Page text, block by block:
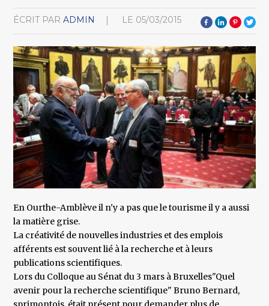
ÉCRIT PAR ADMIN LE 05/03/2015
En Ourthe-Amblève il n'y a pas que le tourisme il y a aussi
la matière grise.
La créativité de nouvelles industries et des emplois
afférents est souvent lié à la recherche et à leurs
publications scientifiques.
Lors du Colloque au Sénat du 3 mars à Bruxelles"Quel
avenir pour la recherche scientifique" Bruno Bernard,